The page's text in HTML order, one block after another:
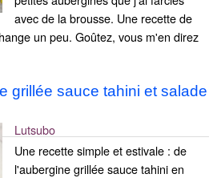
avec de la brousse. Une recette de
un peu. Goûtez, vous m'en direz
grillée sauce tahini et salade
Lutsubo
Une recette simple et estivale : de
l'aubergine grillée sauce tahini en